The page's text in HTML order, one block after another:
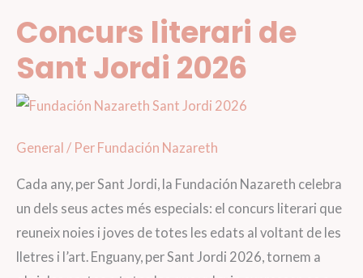
Concurs literari de
Sant Jordi 2026
General / Per Fundación Nazareth
Cada any, per Sant Jordi, la Fundación Nazareth celebra
un dels seus actes més especials: el concurs literari que
reuneix noies i joves de totes les edats al voltant de les
lletres i l’art. Enguany, per Sant Jordi 2026, tornem a